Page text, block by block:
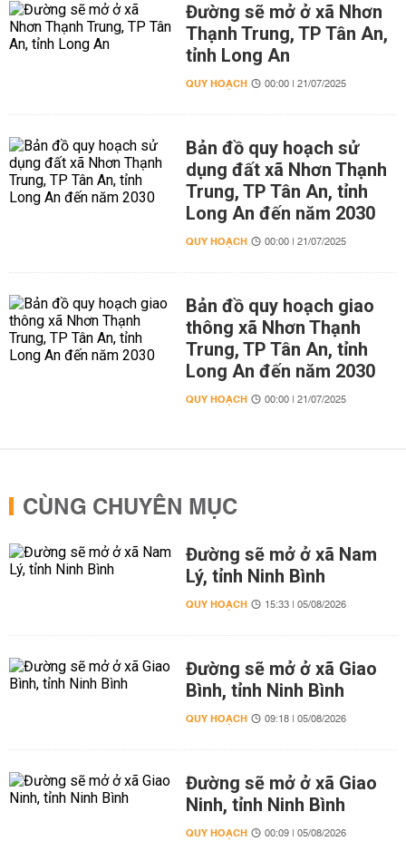
Đường sẽ mở ở xã Nhơn
Thạnh Trung, TP Tân An,
tỉnh Long An
QUY HOẠCH 00:00 | 21/07/2025
Bản đồ quy hoạch sử
dụng đất xã Nhơn Thạnh
Trung, TP Tân An, tỉnh
Long An đến năm 2030
QUY HOẠCH 00:00 | 21/07/2025
Bản đồ quy hoạch giao
thông xã Nhơn Thạnh
Trung, TP Tân An, tỉnh
Long An đến năm 2030
QUY HOẠCH 00:00 | 21/07/2025
CÙNG CHUYÊN MỤC
Đường sẽ mở ở xã Nam
Lý, tỉnh Ninh Bình
QUY HOẠCH 15:33 | 05/08/2026
Đường sẽ mở ở xã Giao
Bình, tỉnh Ninh Bình
QUY HOẠCH 09:18 | 05/08/2026
Đường sẽ mở ở xã Giao
Ninh, tỉnh Ninh Bình
QUY HOẠCH 00:09 | 05/08/2026